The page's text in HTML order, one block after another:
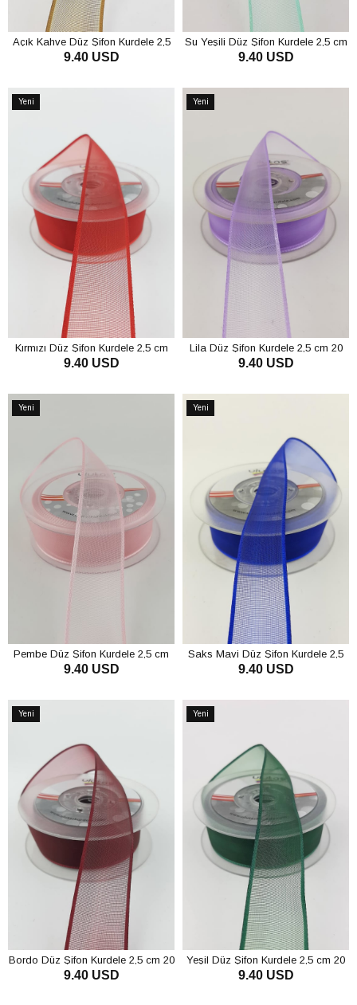
Açık Kahve Düz Şifon Kurdele 2,5
cm 20 mt
9.40 USD
Su Yeşili Düz Şifon Kurdele 2,5 cm
20 mt
9.40 USD
Yeni
Kırmızı Düz Şifon Kurdele 2,5 cm
20 mt
9.40 USD
Yeni
Lila Düz Şifon Kurdele 2,5 cm 20
mt
9.40 USD
Yeni
Pembe Düz Şifon Kurdele 2,5 cm
20 mt
9.40 USD
Yeni
Saks Mavi Düz Şifon Kurdele 2,5
cm 20 mt
9.40 USD
Yeni
Bordo Düz Şifon Kurdele 2,5 cm 20
mt
9.40 USD
Yeni
Yeşil Düz Şifon Kurdele 2,5 cm 20
mt
9.40 USD